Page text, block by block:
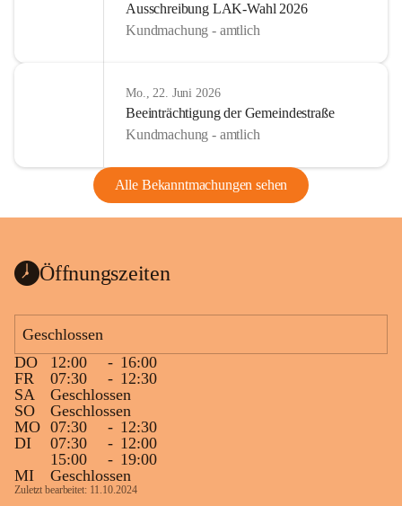
Ausschreibung LAK-Wahl 2026
Kundmachung - amtlich
Mo., 22. Juni 2026
Beeinträchtigung der Gemeindestraße
Kundmachung - amtlich
Alle Bekanntmachungen sehen
Öffnungszeiten
Geschlossen
DO
12:00 - 16:00
FR
07:30 - 12:30
SA
Geschlossen
SO
Geschlossen
MO 07:30 - 12:30
DI
07:30 - 12:00
15:00
- 19:00
MI
Geschlossen
Zuletzt bearbeitet: 11.10.2024